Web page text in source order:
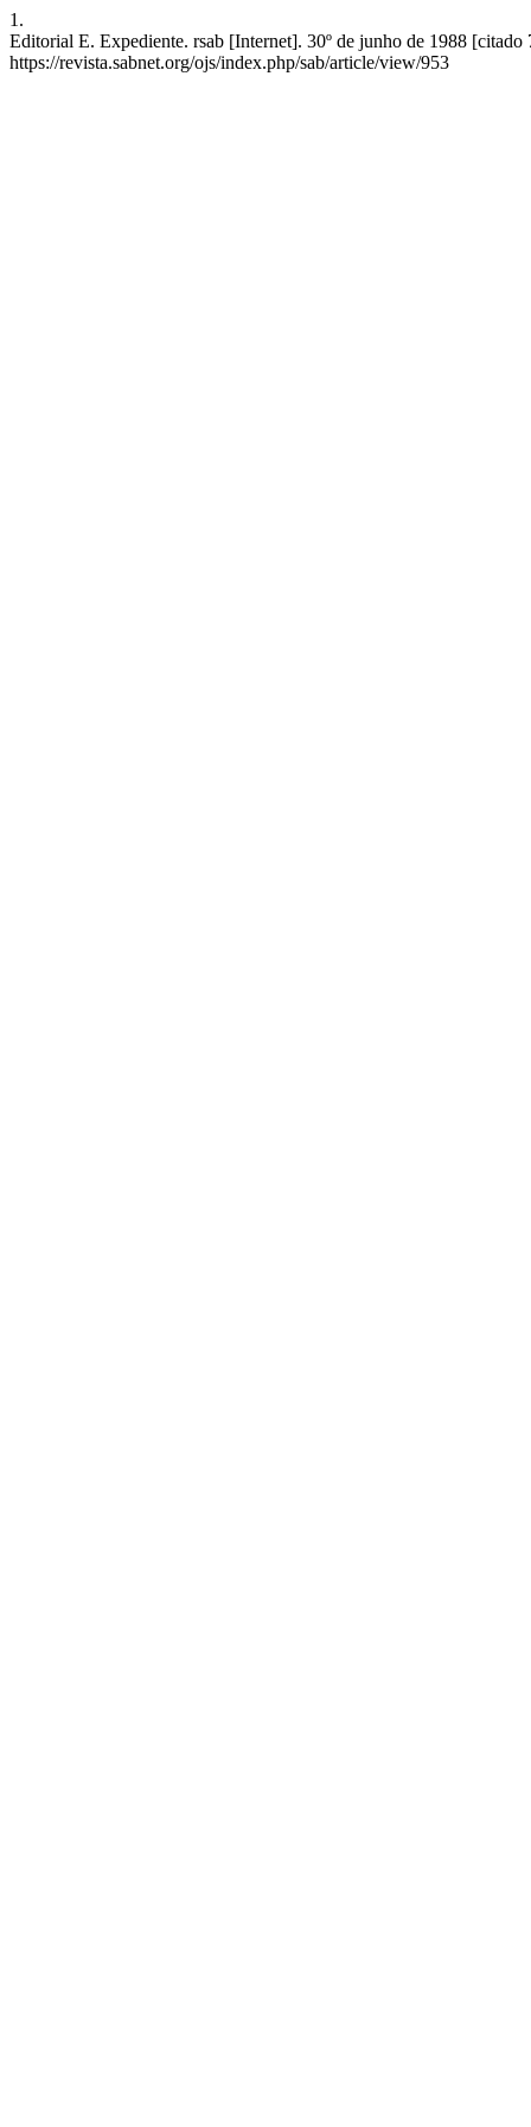
1.
Editorial E. Expediente. rsab [Internet]. 30º de junho de 1988
https://revista.sabnet.org/ojs/index.php/sab/article/view/953